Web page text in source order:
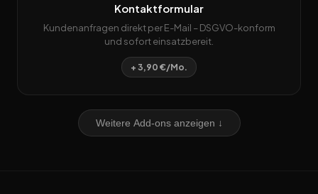
Kontaktformular
Kundenanfragen direkt per E-Mail – DSGVO-konform
und sofort einsatzbereit.
+ 3,90 €/Mo.
Weitere Add-ons anzeigen ↓